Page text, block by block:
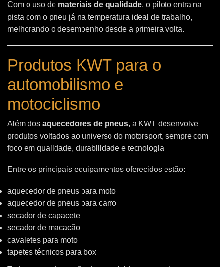
Com o uso de materiais de qualidade, o piloto entra na
pista com o pneu já na temperatura ideal de trabalho,
melhorando o desempenho desde a primeira volta.
Produtos KWT para o
automobilismo e
motociclismo
Além dos aquecedores de pneus, a KWT desenvolve
produtos voltados ao universo do motorsport, sempre com
foco em qualidade, durabilidade e tecnologia.
Entre os principais equipamentos oferecidos estão:
aquecedor de pneus para moto
aquecedor de pneus para carro
secador de capacete
secador de macacão
cavaletes para moto
tapetes técnicos para box